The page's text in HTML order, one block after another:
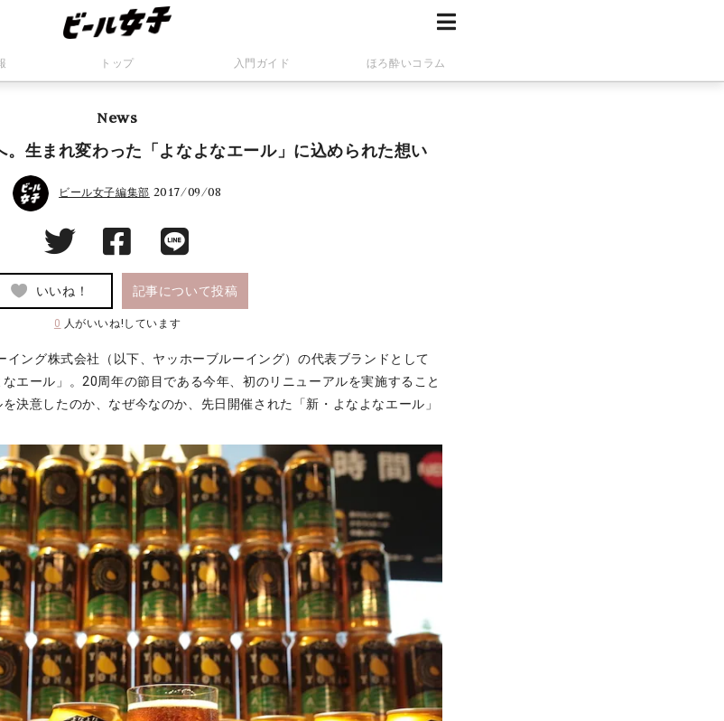
トップ 入門ガイド ほろ酔いコラム
News
。生まれ変わった「よなよなエール」に込められた想い
ビール女子編集部 2017/09/08
いいね！ 記事について投稿
0 人がいいね!しています
ング株式会社（以下、ヤッホーブルーイング）の代表ブランドとして
エール」。20周年の節目である今年、初のリニューアルを実施すること
決意したのか、なぜ今なのか、先日開催された「新・よなよなエール」